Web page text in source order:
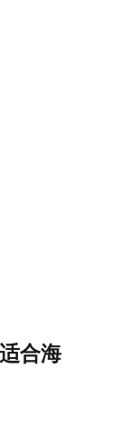
合海